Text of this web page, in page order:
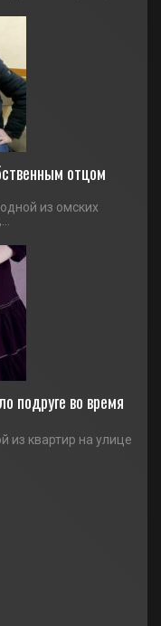
отцом
из омских
подруге во время
из квартир на улице